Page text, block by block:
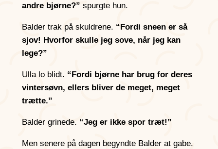
andre bjørne?” spurgte hun.
Balder trak på skuldrene. “Fordi sneen er så
sjov! Hvorfor skulle jeg sove, når jeg kan
lege?”
Ulla lo blidt. “Fordi bjørne har brug for deres
vintersøvn, ellers bliver de meget, meget
trætte.”
Balder grinede. “Jeg er ikke spor træt!”
Men senere på dagen begyndte Balder at gabe.